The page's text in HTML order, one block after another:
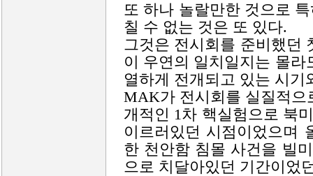
또 하나 놀랄만한 것으로
칠 수 없는 것은 또 있다.
그것은 전시회를 준비했던
이 우연의 일치일지는 몰
열하게 전개되고 있는 시
MAK가 전시회를 실질적으
개적인 1차 핵실험으로 북
이르러있던 시점이었으며
한 천안함 침몰 사건을 빌
으로 치달아있던 기간이었